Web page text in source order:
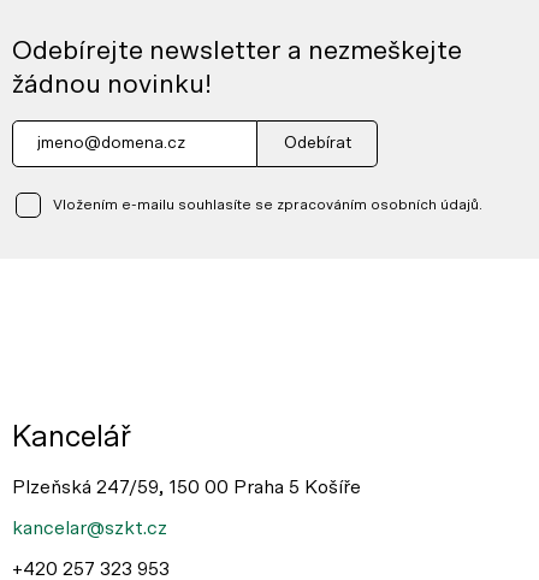
Odebírejte newsletter a nezmeškejte
žádnou novinku!
Odebírat
Vložením e-mailu souhlasíte se zpracováním osobních údajů.
Kancelář
Plzeňská 247/59, 150 00 Praha 5 Košíře
kancelar@szkt.cz
+420 257 323 953